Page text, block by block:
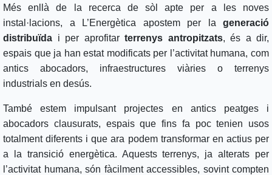
Més enllà de la recerca de sòl apte per a les noves
instal·lacions, a L’Energètica apostem per la generació
distribuïda i per aprofitar terrenys antropitzats, és a dir,
espais que ja han estat modificats per l’activitat humana, com
antics abocadors, infraestructures viàries o terrenys
industrials en desús.
També estem impulsant projectes en antics peatges i
abocadors clausurats, espais que fins fa poc tenien usos
totalment diferents i que ara podem transformar en actius per
a la transició energètica. Aquests terrenys, ja alterats per
l’activitat humana, són fàcilment accessibles, sovint compten